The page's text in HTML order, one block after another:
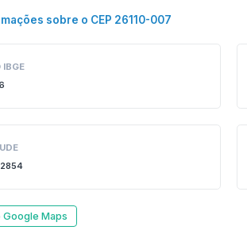
sobre o CEP 26110-007
IBGE
Google Maps